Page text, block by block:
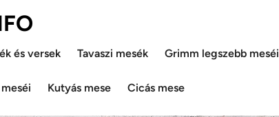
és versek Tavaszi mesék Grimm legszebb meséi
Kutyás mese Cicás mese